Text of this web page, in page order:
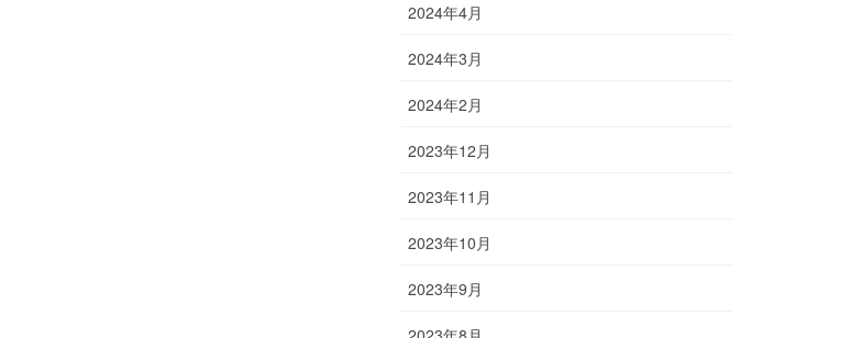
2024年4月
2024年3月
2024年2月
2023年12月
2023年11月
2023年10月
2023年9月